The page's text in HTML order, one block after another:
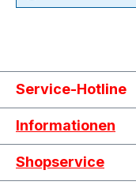
Service-Hotline
Informationen
Shopservice